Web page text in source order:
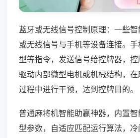
蓝牙或无线信号控制原理：一些
或无线信号与手机等设备连接。
型等指令，发送信号给控牌器，
驱动内部微型电机或机械结构，
过程中进行干预，达到控牌目的。
普通麻将机智能助赢神器，内置
型参数，自适应匹配运行算法，